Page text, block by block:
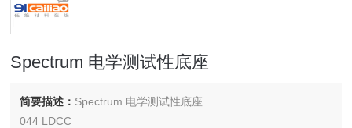
Spectrum 电学测试性底座
简要描述： Spectrum 电学测试性底座
044 LDCC